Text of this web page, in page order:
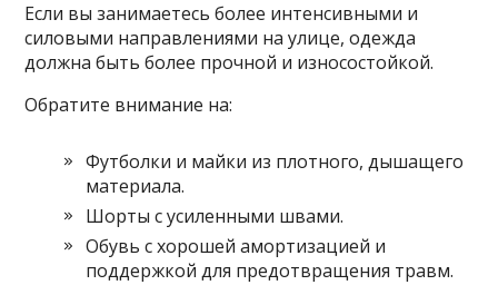
Если вы занимаетесь более интенсивными и
силовыми направлениями на улице, одежда
должна быть более прочной и износостойкой.
Обратите внимание на:
Футболки и майки из плотного, дышащего
материала.
Шорты с усиленными швами.
Обувь с хорошей амортизацией и
поддержкой для предотвращения травм.